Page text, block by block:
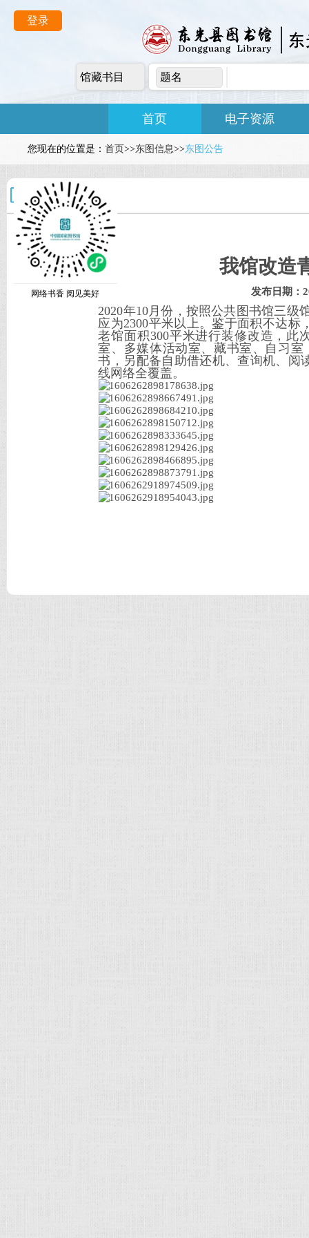
登录
馆藏书目 题名
首页 电子资源
您现在的位置是： 首页>>东图信息>>东图公告
东图公告
我馆改造
发布日期：
2020年10月份，按照公共图书馆三级
应为2300平米以上。鉴于面积不达标
老馆面积300平米进行装修改造，此
室、多媒体活动室、藏书室、自习室
书，另配备自助借还机、查询机、阅
线网络全覆盖。
网络书香 阅见美好